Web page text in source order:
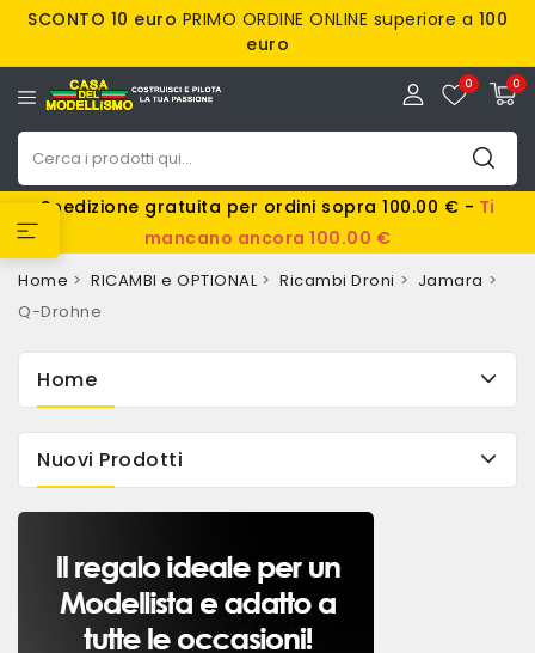
SCONTO 10 euro PRIMO ORDINE ONLINE superiore a 100
euro
0
0
Spedizione gratuita per ordini sopra 100.00 € - Ti
mancano ancora 100.00 €
Home RICAMBI e OPTIONAL Ricambi Droni
Jamara
Q-Drohne
Home
Nuovi Prodotti